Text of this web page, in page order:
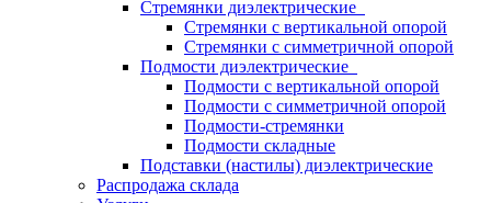
Стремянки диэлектрические
Стремянки с вертикальной опорой
Стремянки с симметричной опорой
Подмости диэлектрические
Подмости с вертикальной опорой
Подмости с симметричной опорой
Подмости-стремянки
Подмости складные
Подставки (настилы) диэлектрические
Распродажа склада